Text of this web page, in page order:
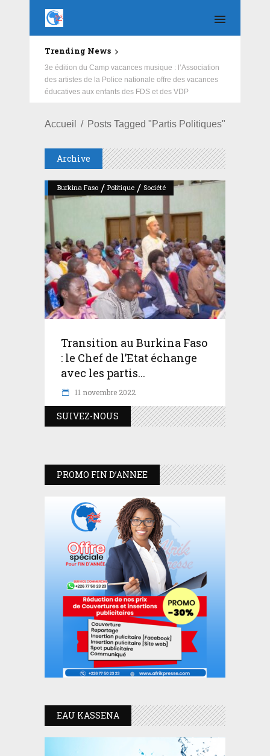
Trending News
Education : la fédération de la Russie rénove les
écoles primaire et collège du Camp Général
Aboubacar Sangoulé Lamizana
Accueil Posts Tagged "Partis Politiques"
Archive
Burkina Faso / Politique / Société
Transition au Burkina Faso
: le Chef de l’Etat échange
avec les partis...
11 novembre 2022
SUIVEZ-NOUS
PROMO FIN D’ANNEE
EAU KASSENA